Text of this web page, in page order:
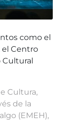
como el
el Centro
Cultura,
de la
(EMEH),